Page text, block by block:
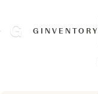
GINVENTORY